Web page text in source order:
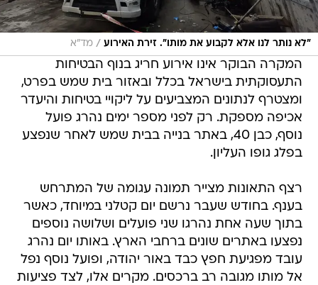
"לא נותר לנו אלא לקבוע את מותו". זירת האירוע / מד"א
המקרה הבוקר אינו אירוע חריג בנוף הבטיחות
התעסוקתית בישראל בכלל ובאזור בית שמש בפרט,
ומצטרף לנתונים המצביעים על ליקויי בטיחות והיעדר
אכיפה מספקת. רק לפני מספר ימים נהרג פועל
נוסף, כבן 40, באתר בנייה בבית שמש לאחר שנפצע
בפלג גופו העליון.
רצף התאונות מצייר תמונה עגומה של המתרחש
בענף. בחודש שעבר נרשם יום קטלני במיוחד, כאשר
בתוך שעה אחת נהרגו שני פועלים ושלושה נוספים
נפצעו באתרים שונים ברחבי הארץ. באותו יום נהרג
עובד מפגיעת חפץ כבד באור יהודה, ופועל נוסף נפל
אל מותו מגובה רב ברכסים. מקרים אלו, לצד פציעות